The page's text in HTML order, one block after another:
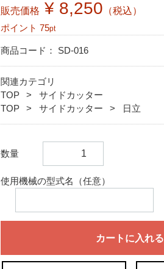
販売価格 ¥ 8,250 （税込）
ポイント 75pt
商品コード： SD-016
関連カテゴリ
TOP
サイドカッター
TOP
サイドカッター 日立
数量
使用機械の型式名（任意）
カートに入れる